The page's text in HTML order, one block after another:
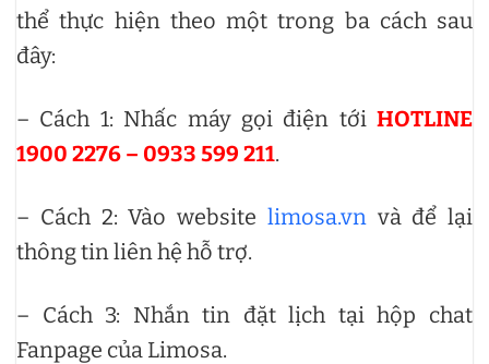
thể thực hiện theo một trong ba cách sau
đây:
– Cách 1: Nhấc máy gọi điện tới HOTLINE
1900 2276 – 0933 599 211.
– Cách 2: Vào website limosa.vn và để lại
thông tin liên hệ hỗ trợ.
– Cách 3: Nhắn tin đặt lịch tại hộp chat
Fanpage của Limosa.